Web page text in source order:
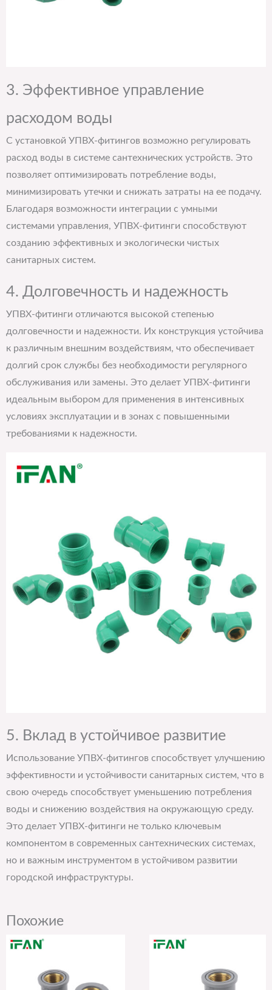
3. Эффективное управление
расходом воды
С установкой УПВХ-фитингов возможно регулировать
расход воды в системе сантехнических устройств. Это
позволяет оптимизировать потребление воды,
минимизировать утечки и снижать затраты на ее подачу.
Благодаря возможности интеграции с умными
системами управления, УПВХ-фитинги способствуют
созданию эффективных и экологически чистых
санитарных систем.
4. Долговечность и надежность
УПВХ-фитинги отличаются высокой степенью
долговечности и надежности. Их конструкция устойчива
к различным внешним воздействиям, что обеспечивает
долгий срок службы без необходимости регулярного
обслуживания или замены. Это делает УПВХ-фитинги
идеальным выбором для применения в интенсивных
условиях эксплуатации и в зонах с повышенными
требованиями к надежности.
5. Вклад в устойчивое развитие
Использование УПВХ-фитингов способствует улучшению
эффективности и устойчивости санитарных систем, что в
свою очередь способствует уменьшению потребления
воды и снижению воздействия на окружающую среду.
Это делает УПВХ-фитинги не только ключевым
компонентом в современных сантехнических системах,
но и важным инструментом в устойчивом развитии
городской инфраструктуры.
Похожие